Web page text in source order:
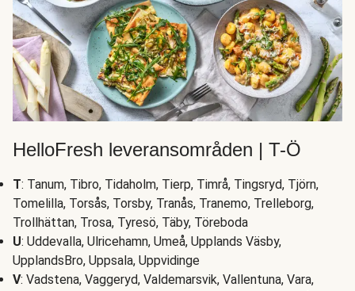
HelloFresh leveransområden | T-Ö
T: Tanum, Tibro, Tidaholm, Tierp, Timrå, Tingsryd, Tjörn,
Tomelilla, Torsås, Torsby, Tranås, Tranemo, Trelleborg,
Trollhättan, Trosa, Tyresö, Täby, Töreboda
U: Uddevalla, Ulricehamn, Umeå, Upplands Väsby,
UpplandsBro, Uppsala, Uppvidinge
V: Vadstena, Vaggeryd, Valdemarsvik, Vallentuna, Vara,